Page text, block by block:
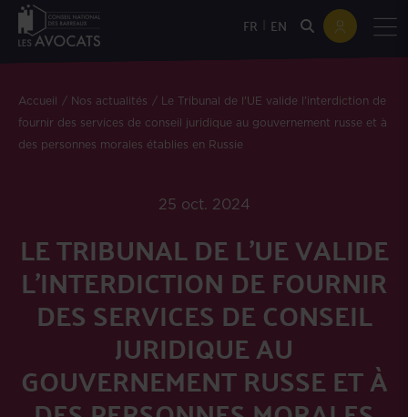
FR EN
Accueil Nos actualités
Le Tribunal de l'UE valide l'interdiction de
fournir des services de conseil juridique au gouvernement russe et à
des personnes morales établies en Russie
25 oct. 2024
LE TRIBUNAL DE L'UE VALIDE
L'INTERDICTION DE FOURNIR
DES SERVICES DE CONSEIL
JURIDIQUE AU
GOUVERNEMENT RUSSE ET À